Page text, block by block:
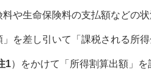
料や生命保険料の支払額などの
」を差し引いて「課税される所
1）をかけて「所得割算出額」を